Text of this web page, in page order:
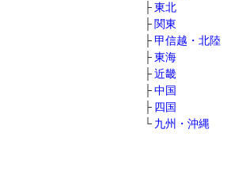
東北
関東
甲信越・北陸
東海
近畿
中国
四国
九州・沖縄